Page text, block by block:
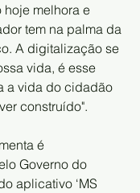
melhora e
tem na palma da
A digitalização se
vida, é esse
a vida do cidadão
construído".
é
Governo do
aplicativo ‘MS